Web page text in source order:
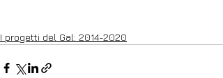
I progetti del Gal: 2014-2020